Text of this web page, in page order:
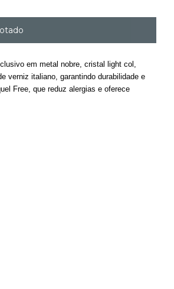
em metal nobre, cristal light col,
verniz italiano, garantindo durabilidade e
Free, que reduz alergias e oferece